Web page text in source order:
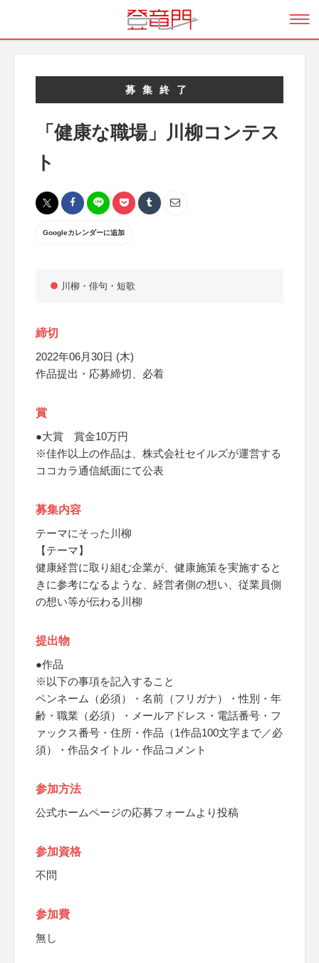
募集終了
「健康な職場」川柳コンテス
ト
Googleカレンダーに追加
川柳・俳句・短歌
締切
2022年06月30日 (木)
作品提出・応募締切、必着
賞
●大賞 賞金10万円
※佳作以上の作品は、株式会社セイルズが運営する
ココカラ通信紙面にて公表
募集内容
テーマにそった川柳
【テーマ】
健康経営に取り組む企業が、健康施策を実施すると
きに参考になるような、経営者側の想い、従業員側
の想い等が伝わる川柳
提出物
●作品
※以下の事項を記入すること
ペンネーム（必須）・名前（フリガナ）・性別・年
齢・職業（必須）・メールアドレス・電話番号・フ
ァックス番号・住所・作品（1作品100文字まで／必
須）・作品タイトル・作品コメント
参加方法
公式ホームページの応募フォームより投稿
参加資格
不問
参加費
無し